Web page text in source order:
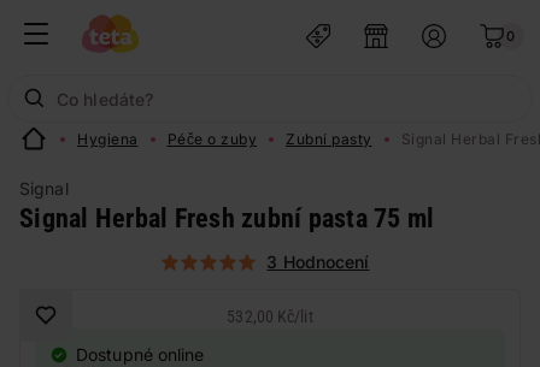
0
Hygiena Péče o zuby Zubní pasty Signal Herbal
Signal
Signal Herbal Fresh zubní pasta 75 ml
3 Hodnocení
532,00 Kč/ lit
Dostupné online